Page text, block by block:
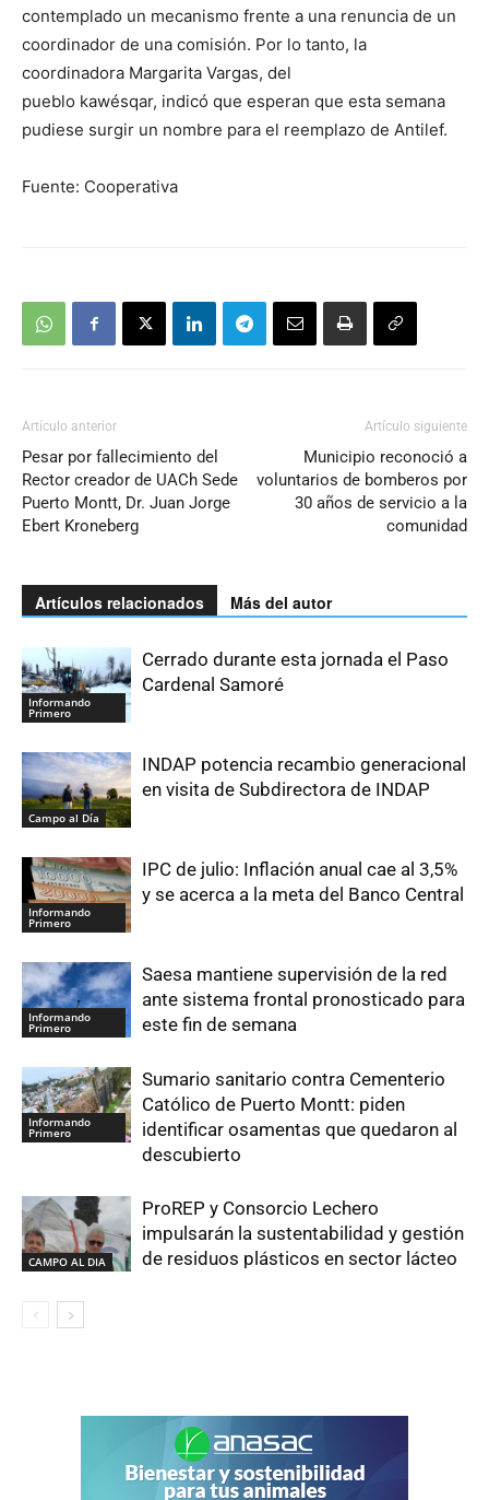
contemplado un mecanismo frente a una renuncia de un
coordinador de una comisión. Por lo tanto, la
coordinadora Margarita Vargas, del
pueblo kawésqar, indicó que esperan que esta semana
pudiese surgir un nombre para el reemplazo de Antilef.
Fuente: Cooperativa
Artículo anterior
Pesar por fallecimiento del
Rector creador de UACh Sede
Puerto Montt, Dr. Juan Jorge
Ebert Kroneberg
Artículo siguiente
Municipio reconoció a
voluntarios de bomberos por
30 años de servicio a la
comunidad
Artículos relacionados Más del autor
Informando
Primero
Cerrado durante esta jornada el Paso
Cardenal Samoré
Campo al Día
INDAP potencia recambio generacional
en visita de Subdirectora de INDAP
Informando
Primero
IPC de julio: Inflación anual cae al 3,5%
y se acerca a la meta del Banco Central
Informando
Primero
Saesa mantiene supervisión de la red
ante sistema frontal pronosticado para
este fin de semana
Informando
Primero
Sumario sanitario contra Cementerio
Católico de Puerto Montt: piden
identificar osamentas que quedaron al
descubierto
CAMPO AL DIA
ProREP y Consorcio Lechero
impulsarán la sustentabilidad y gestión
de residuos plásticos en sector lácteo